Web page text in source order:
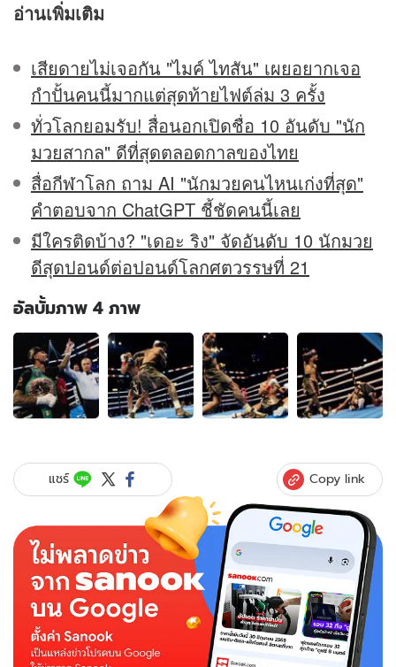
อ่านเพิ่มเติม
เสียดายไม่เจอกัน "ไมค์ ไทสัน" เผยอยากเจอ
กำปั้นคนนี้มากแต่สุดท้ายไฟต์ล่ม 3 ครั้ง
ทั่วโลกยอมรับ! สื่อนอกเปิดชื่อ 10 อันดับ "นัก
มวยสากล" ดีที่สุดตลอดกาลของไทย
สื่อกีฬาโลก ถาม AI "นักมวยคนไหนเก่งที่สุด"
คำตอบจาก ChatGPT ชี้ชัดคนนี้เลย
มีใครติดบ้าง? "เดอะ ริง" จัดอันดับ 10 นักมวย
ดีสุดปอนด์ต่อปอนด์โลกศตวรรษที่ 21
อัลบั้มภาพ 4 ภาพ
อัลบั้ม
ภาพ
4
ภาพ
ของ
ทั้ง
เวที!
เท
เกอร์"
สวน
โหด
จบยก
แชร์ Copy link